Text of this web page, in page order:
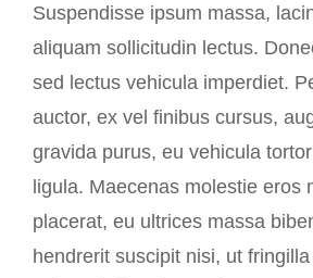
Suspendisse ipsum massa,
aliquam sollicitudin lectus.
sed lectus vehicula imperdiet.
auctor, ex vel finibus cursus,
gravida purus, eu vehicula
ligula. Maecenas molestie eros
placerat, eu ultrices massa
hendrerit suscipit nisi, ut